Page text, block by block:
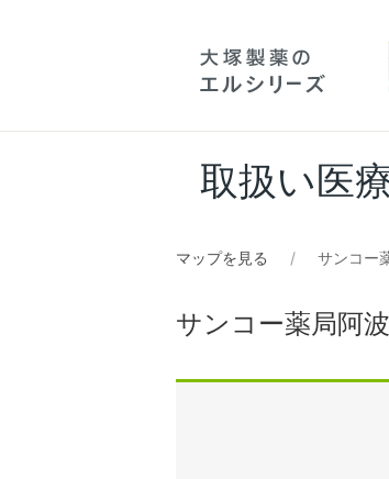
取扱い医
マップを見る サンコー
サンコー薬局阿